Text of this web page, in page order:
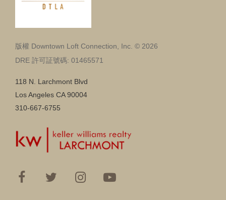
版權 Downtown Loft Connection, Inc. © 2026
DRE 許可証號碼: 01465571
118 N. Larchmont Blvd
Los Angeles CA 90004
310-667-6755